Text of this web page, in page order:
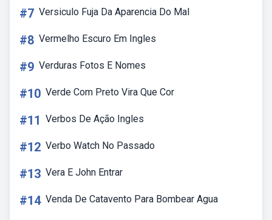
#7 Versiculo Fuja Da Aparencia Do Mal
#8 Vermelho Escuro Em Ingles
#9 Verduras Fotos E Nomes
#10 Verde Com Preto Vira Que Cor
#11 Verbos De Ação Ingles
#12 Verbo Watch No Passado
#13 Vera E John Entrar
#14 Venda De Catavento Para Bombear Agua